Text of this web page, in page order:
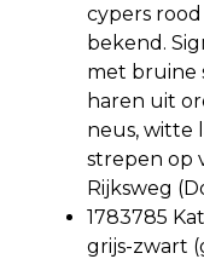
cypers
bekend.
met bruine
haren uit
neus, witte
strepen op
Rijksweg
1783785
grijs-zwart